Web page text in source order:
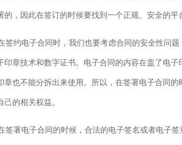
的，因此在签订的时候要找到一个正规、安全的平
签约电子合同时，我们也要考虑合同的安全性问
印章技术和数字证书。电子合同的内容在盖了电子
章也不能分拆出来使用。所以，在签署电子合同的
己的相关权益。
签署电子合同的时候，合法的电子签名或者电子